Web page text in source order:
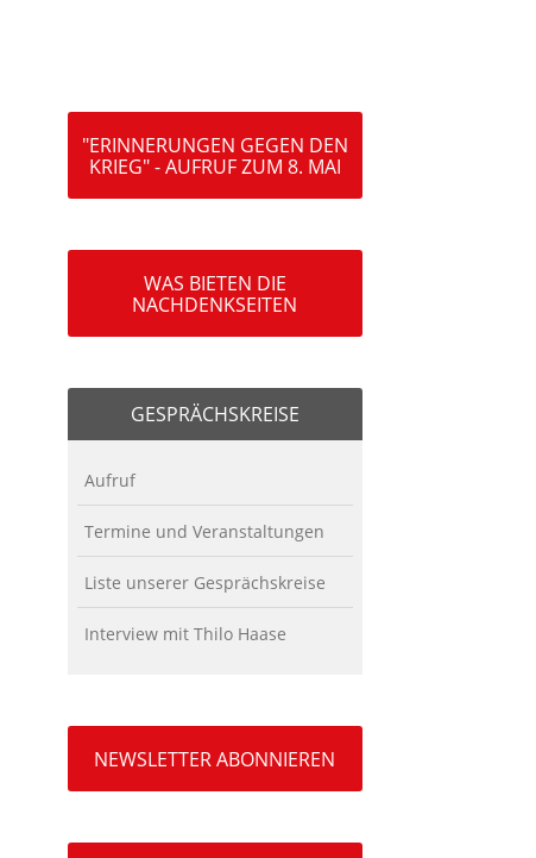
"ERINNERUNGEN GEGEN DEN
KRIEG" - AUFRUF ZUM 8. MAI
WAS BIETEN DIE
NACHDENKSEITEN
GESPRÄCHSKREISE
Aufruf
Termine und Veranstaltungen
Liste unserer Gesprächskreise
Interview mit Thilo Haase
NEWSLETTER ABONNIEREN